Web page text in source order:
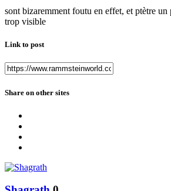
sont bizaremment foutu en effet, et ptètre
trop visible
Link to post
Share on other sites